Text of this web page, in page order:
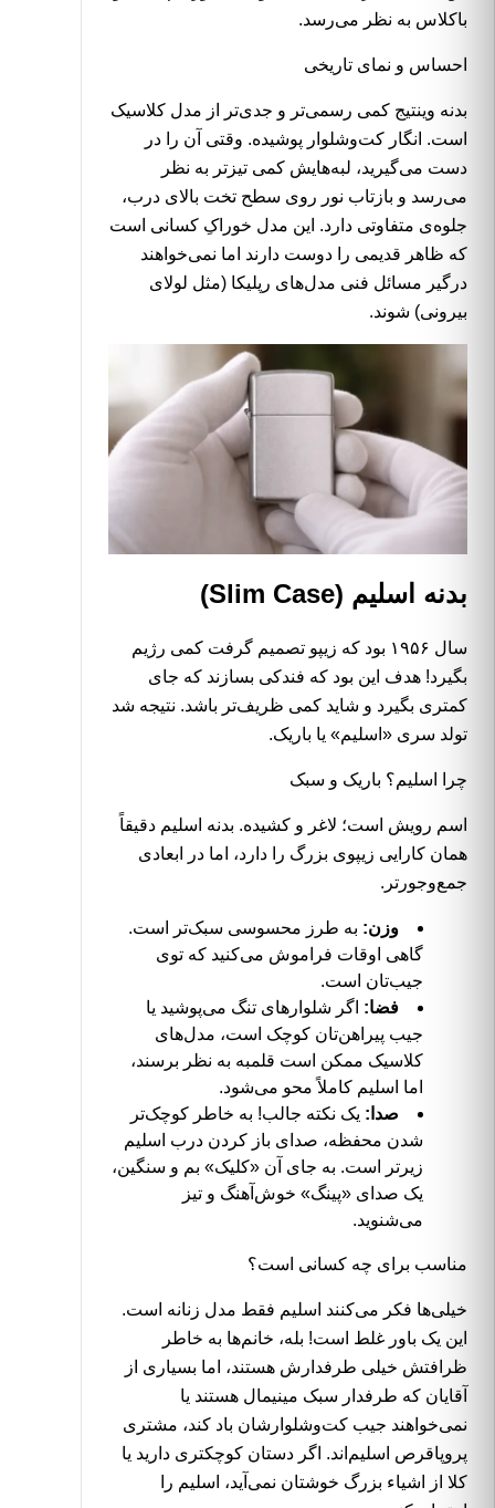
باکلاس به نظر می‌رسد.
احساس و نمای تاریخی
بدنه وینتیج کمی رسمی‌تر و جدی‌تر از مدل کلاسیک
است. انگار کت‌وشلوار پوشیده. وقتی آن را در
دست می‌گیرید، لبه‌هایش کمی تیزتر به نظر
می‌رسد و بازتاب نور روی سطح تخت بالای درب،
جلوه‌ی متفاوتی دارد. این مدل خوراکِ کسانی است
که ظاهر قدیمی را دوست دارند اما نمی‌خواهند
درگیر مسائل فنی مدل‌های رپلیکا (مثل لولای
بیرونی) شوند.
بدنه اسلیم (Slim Case)
سال ۱۹۵۶ بود که زیپو تصمیم گرفت کمی رژیم
بگیرد! هدف این بود که فندکی بسازند که جای
کمتری بگیرد و شاید کمی ظریف‌تر باشد. نتیجه شد
تولد سری «اسلیم» یا باریک.
چرا اسلیم؟ باریک و سبک
اسم رویش است؛ لاغر و کشیده. بدنه اسلیم دقیقاً
همان کارایی زیپوی بزرگ را دارد، اما در ابعادی
جمع‌وجورتر.
وزن: به طرز محسوسی سبک‌تر است.
گاهی اوقات فراموش می‌کنید که توی
جیب‌تان است.
فضا: اگر شلوارهای تنگ می‌پوشید یا
جیب پیراهن‌تان کوچک است، مدل‌های
کلاسیک ممکن است قلمبه به نظر برسند،
اما اسلیم کاملاً محو می‌شود.
صدا: یک نکته جالب! به خاطر کوچک‌تر
شدن محفظه، صدای باز کردن درب اسلیم
زیرتر است. به جای آن «کلیک» بم و سنگین،
یک صدای «پینگ» خوش‌آهنگ و تیز
می‌شنوید.
مناسب برای چه کسانی است؟
خیلی‌ها فکر می‌کنند اسلیم فقط مدل زنانه است.
این یک باور غلط است! بله، خانم‌ها به خاطر
ظرافتش خیلی طرفدارش هستند، اما بسیاری از
آقایان که طرفدار سبک مینیمال هستند یا
نمی‌خواهند جیب کت‌وشلوارشان باد کند، مشتری
پروپاقرص اسلیم‌اند. اگر دستان کوچکتری دارید یا
کلا از اشیاء بزرگ خوشتان نمی‌آید، اسلیم را